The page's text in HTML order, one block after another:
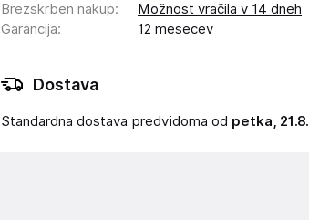
Brezskrben nakup:
Možnost vračila v 14 dneh
Garancija: 12 mesecev
Dostava
Standardna dostava predvidoma od petka, 21.8.